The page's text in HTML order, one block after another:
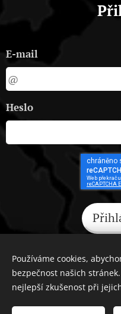
E-mail
Heslo
Zapomněli jste heslo?
Používáme cookies,
bezpečnost našich
nejlepší zkušenost při